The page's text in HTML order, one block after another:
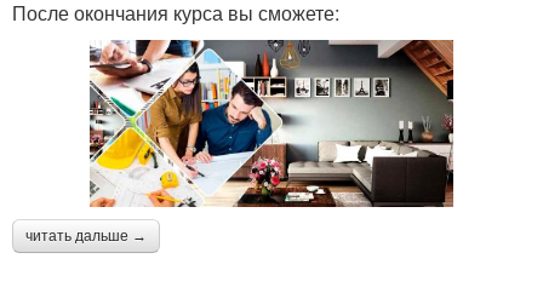
После окончания курса вы сможете:
читать дальше →